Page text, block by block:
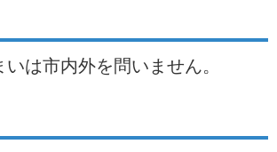
は市内外を問いません。